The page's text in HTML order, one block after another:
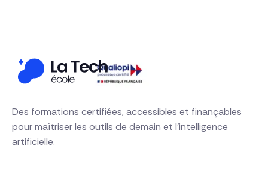
01 64 21 00 63
Des formations certifiées, accessibles et finançables
pour maîtriser les outils de demain et l'intelligence
artificielle.